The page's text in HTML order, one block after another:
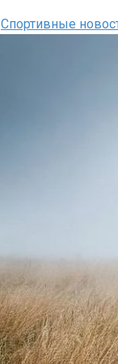
Спортивные